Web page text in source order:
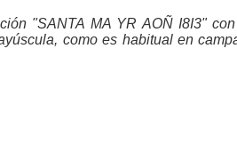
"SANTA MA YR AOÑ I8I3"
como es habitual en